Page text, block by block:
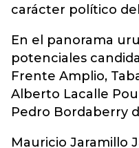
carácter político
En el panorama
potenciales
Frente Amplio,
Alberto Lacalle
Pedro Bordaberry
Mauricio Jaramillo